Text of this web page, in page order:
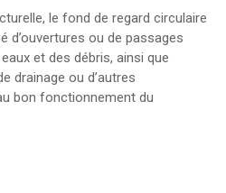
le fond de regard circulaire
d’ouvertures ou de passages
et des débris, ainsi que
drainage ou d’autres
bon fonctionnement du